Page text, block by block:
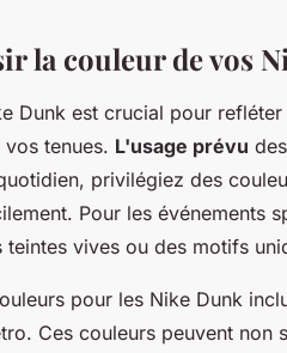
la couleur de vos
Dunk est crucial pour
tenues. L'usage prévu
privilégiez des
Pour les événements
vives ou des motifs
pour les Nike Dunk
Ces couleurs peuvent non